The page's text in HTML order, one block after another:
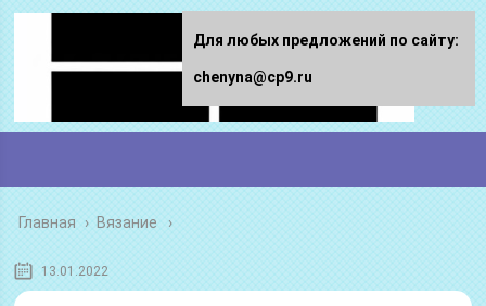
Главная › Вязание
13.01.2022
Для любых предложений по сайту:
chenyna@cp9.ru